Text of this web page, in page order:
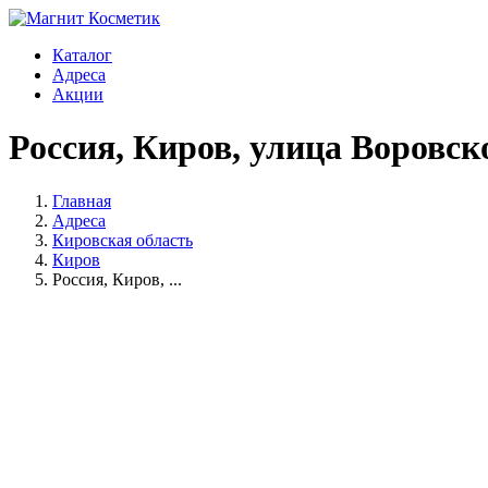
Каталог
Адреса
Акции
Россия, Киров, улица
Главная
Адреса
Кировская область
Киров
Россия, Киров, ...